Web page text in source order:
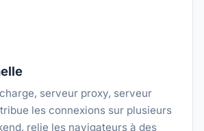
serveur proxy, serveur
les connexions sur plusieurs
relie les navigateurs à des